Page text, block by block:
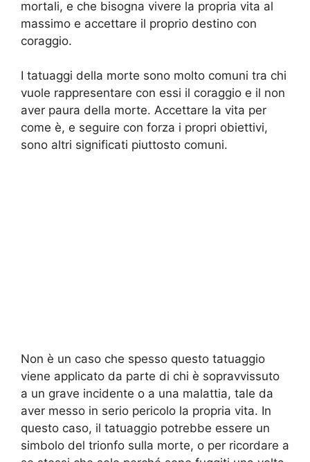
mortali, e che bisogna vivere la propria vita al
massimo e accettare il proprio destino con
coraggio.
I tatuaggi della morte sono molto comuni tra chi
vuole rappresentare con essi il coraggio e il non
aver paura della morte. Accettare la vita per
come è, e seguire con forza i propri obiettivi,
sono altri significati piuttosto comuni.
Non è un caso che spesso questo tatuaggio
viene applicato da parte di chi è sopravvissuto
a un grave incidente o a una malattia, tale da
aver messo in serio pericolo la propria vita. In
questo caso, il tatuaggio potrebbe essere un
simbolo del trionfo sulla morte, o per ricordare a